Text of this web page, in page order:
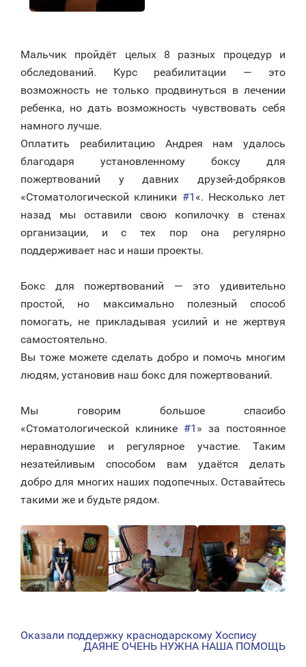
Мальчик пройдёт целых 8 разных процедур и
обследований. Курс реабилитации — это
возможность не только продвинуться в лечении
ребенка, но дать возможность чувствовать себя
намного лучше.
Оплатить реабилитацию Андрея нам удалось
благодаря установленному боксу для
пожертвований у давних друзей-добряков
«Стоматологической клиники #1 «. Несколько лет
назад мы оставили свою копилочку в стенах
организации, и с тех пор она регулярно
поддерживает нас и наши проекты.
Бокс для пожертвований — это удивительно
простой, но максимально полезный способ
помогать, не прикладывая усилий и не жертвуя
самостоятельно.
Вы тоже можете сделать добро и помочь многим
людям, установив наш бокс для пожертвований.
Мы говорим большое спасибо
«Стоматологической клинике #1 » за постоянное
неравнодушие и регулярное участие. Таким
незатейливым способом вам удаётся делать
добро для многих наших подопечных. Оставайтесь
такими же и будьте рядом.
НАВИГАЦИЯ
Оказали поддержку краснодарскому Хоспису
ДАЯНЕ ОЧЕНЬ НУЖНА НАША ПОМОЩЬ